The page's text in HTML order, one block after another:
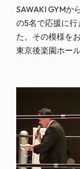
SAWAKI GYMか
の5名で応援に
た。その模様を
東京後楽園ホール